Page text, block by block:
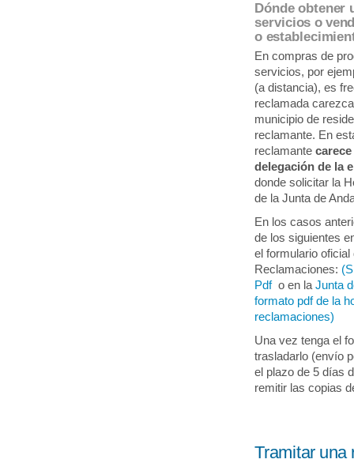
Dónde obtener
servicios o
o
En compras de
servicios, por
(a distancia), es
reclamada
municipio de
reclamante. En
reclamante
delegación de la
donde solicitar la
de la Junta de
En los casos
de los siguientes
el formulario
Reclamaciones:
Pdfo en laJunta
formato pdf de la
reclamaciones)
Una vez tenga el
trasladarlo (envío
el plazo de 5 días
remitir las copias
Tramitar una